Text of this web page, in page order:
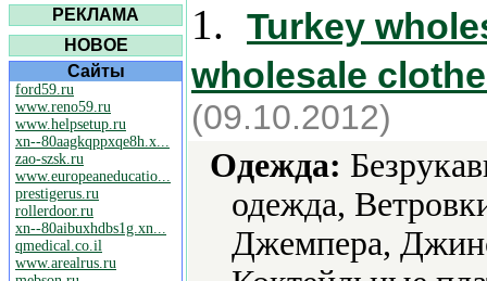
РЕКЛАМА
НОВОЕ
Сайты
ford59.ru
www.reno59.ru
www.helpsetup.ru
xn--80aagkqppxqe8h.x...
zao-szsk.ru
www.europeaneducatio...
prestigerus.ru
rollerdoor.ru
xn--80aibuxhdbs1g.xn...
qmedical.co.il
www.arealrus.ru
1.
Turkey
wholesale
(09.10.2012)
Одежда:
одежда,
Джемпера,